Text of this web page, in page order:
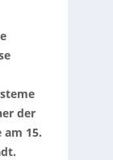
der
am 15.